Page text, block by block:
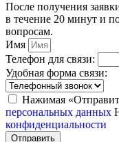
После получения
в течение 20 минут и
вопросам.
Имя
Телефон для связи:
Удобная форма связи:
Нажимая
персональных данных
конфиденциальности
Отправить